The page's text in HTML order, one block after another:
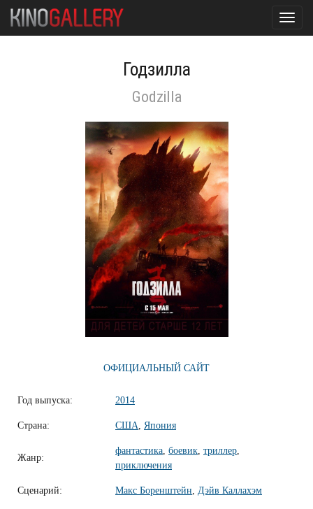
Годзилла
Godzilla
ОФИЦИАЛЬНЫЙ САЙТ
Год выпуска: 2014
Страна: США Япония
Жанр:
фантастика боевик триллер
приключения
Сценарий: Макс Боренштейн Дэйв Каллахэм